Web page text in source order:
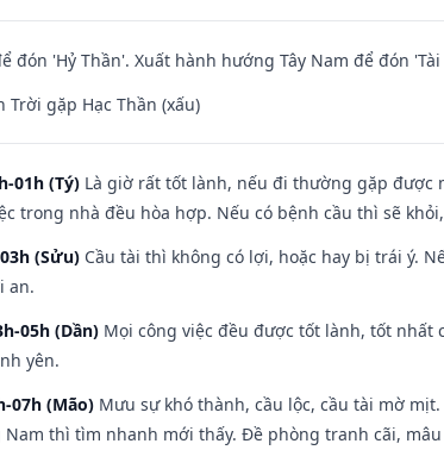
đón 'Hỷ Thần'. Xuất hành hướng Tây Nam để đón 'Tài
gặp Hạc Thần (xấu)
01h (Tý) Là giờ rất tốt lành, nếu đi thường gặp được
trong nhà đều hòa hợp. Nếu có bệnh cầu thì sẽ
(Sửu) Cầu tài thì không có lợi, hoặc hay bị trái ý.
an.
05h (Dần) Mọi công việc đều được tốt lành, tốt nhất
yên.
07h (Mão) Mưu sự khó thành, cầu lộc, cầu tài mờ
thì tìm nhanh mới thấy. Đề phòng tranh cãi,